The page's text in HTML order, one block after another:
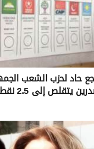
حاد لحزب الشعب
يتقلص إلى 2.5 نقطة